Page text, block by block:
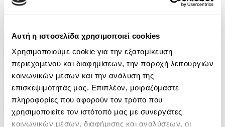
Αυτή η ιστοσελίδα χρησιμοποιεί cookies
Χρησιμοποιούμε cookie για την εξατομίκευση
περιεχομένου και διαφημίσεων, την παροχή λειτουργιών
κοινωνικών μέσων και την ανάλυση της
επισκεψιμότητάς μας. Επιπλέον, μοιραζόμαστε
πληροφορίες που αφορούν τον τρόπο που
χρησιμοποιείτε τον ιστότοπό μας με συνεργάτες
κοινωνικών μέσων, διαφήμισης και αναλύσεων, οι
Εκδοτικοί οίκοι